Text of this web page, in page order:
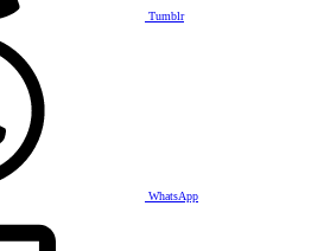
Tumblr
WhatsApp